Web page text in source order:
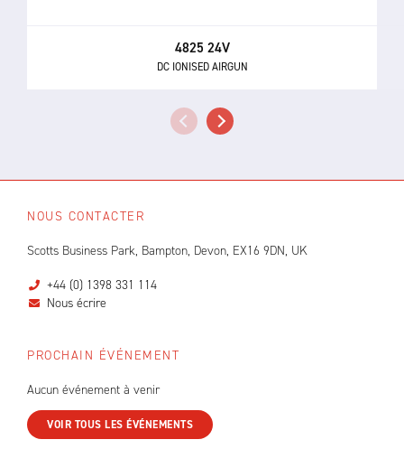
4825 24V
DC IONISED AIRGUN
NOUS CONTACTER
Scotts Business Park, Bampton, Devon, EX16 9DN, UK
+44 (0) 1398 331 114
Nous écrire
PROCHAIN ÉVÉNEMENT
Aucun événement à venir
VOIR TOUS LES ÉVÉNEMENTS